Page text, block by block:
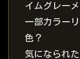
イムグレーメ
一部カラー
色？
気になられ